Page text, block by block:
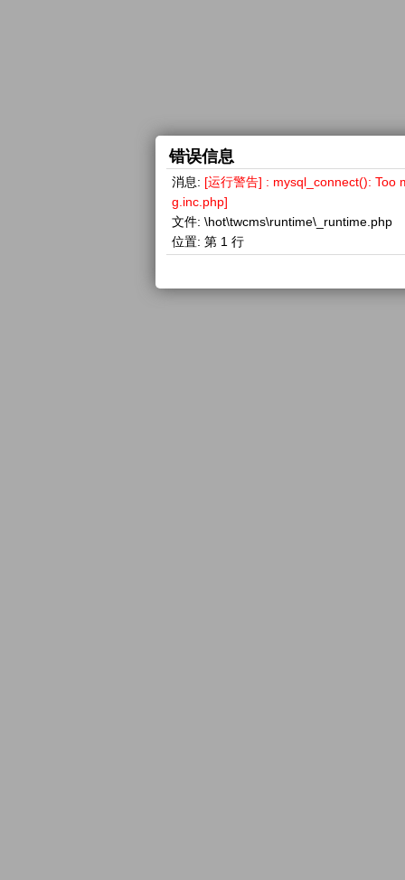
错误信息
消息: [运行警告] : mysql_connect(): Too
g.inc.php]
文件: \hot\twcms\runtime\_runtime.php
位置: 第 1 行